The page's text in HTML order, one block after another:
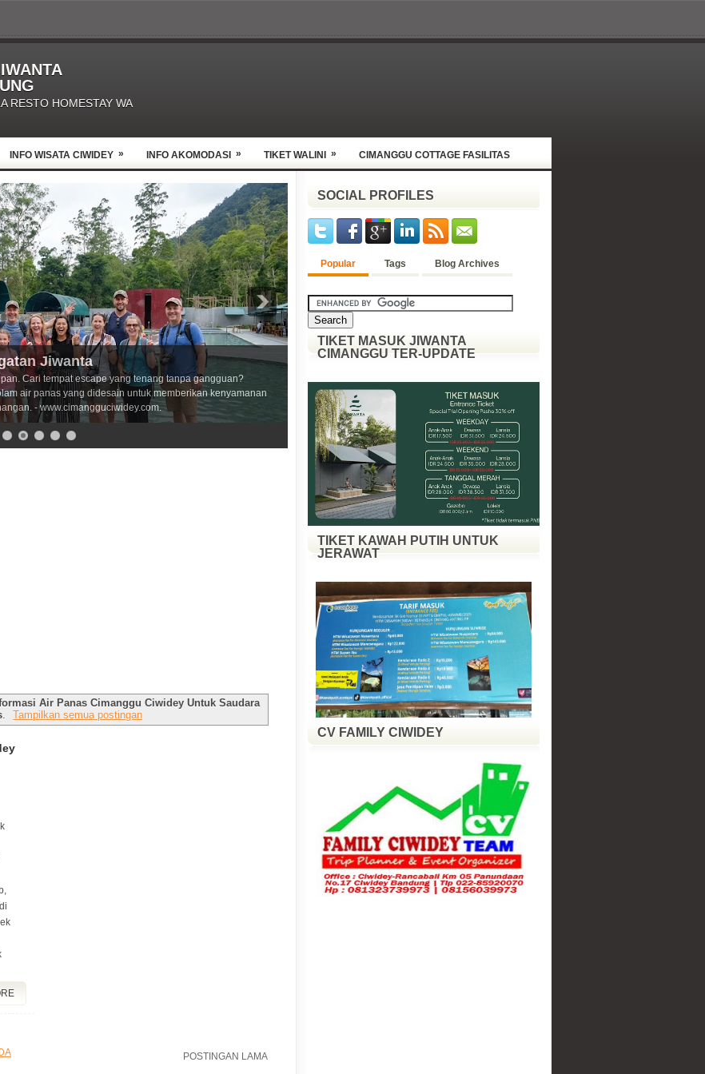
RESTO HOMESTAY WA
INFO WISATA CIWIDEY » INFO AKOMODASI » TIKET WALINI » CIMANGGU COTTAGE FASILITAS
Jiwanta
Cari tempat escape yang tenang tanpa gangguan?
air panas yang didesain untuk memberikan kenyamanan
- www.cimangguciwidey.com.
Air Panas Cimanggu Ciwidey Untuk Saudara
. Tampilkan semua postingan
POSTINGAN LAMA
SOCIAL PROFILES
Popular Tags Blog Archives
TIKET MASUK JIWANTA
CIMANGGU TER-UPDATE
TIKET KAWAH PUTIH UNTUK
JERAWAT
CV FAMILY CIWIDEY